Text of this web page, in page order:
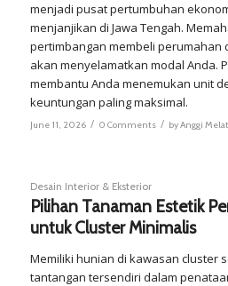
menjadi pusat pertumbuhan
menjanjikan di Jawa Tengah.
pertimbangan membeli perumahan
akan menyelamatkan modal Anda.
membantu Anda menemukan unit
keuntungan paling maksimal.
June 11, 2026 / 0 Comments / byAnggi
Desain Interior & Eksterior
Pilihan Tanaman Estetik
untuk Cluster Minimalis
Memiliki hunian di kawasan cluster
tantangan tersendiri dalam